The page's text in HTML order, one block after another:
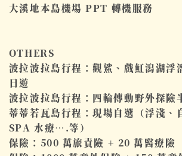
大溪地本島機場 PPT 轉機服務
OTHERS
波拉波拉島行程：觀鯊、戲魟潟湖
日遊
波拉波拉島行程：四輪傳動野外探險
蒂蒂若瓦島行程：現場自選（浮淺、
SPA 水療….等）
保險：500 萬旅責險 + 20 萬醫療險